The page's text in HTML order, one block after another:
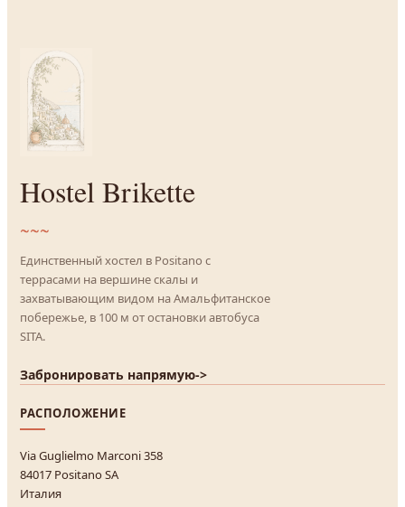
Hostel Brikette
~~~
Единственный хостел в Positano с
террасами на вершине скалы и
захватывающим видом на Амальфитанское
побережье, в 100 м от остановки автобуса
SITA.
Забронировать напрямую->
РАСПОЛОЖЕНИЕ
Via Guglielmo Marconi 358
84017 Positano SA
Италия